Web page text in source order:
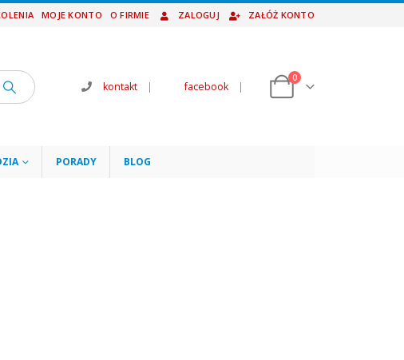
MOJE KONTO O FIRMIE ZALOGUJ ZAŁÓŻ KONTO
kontakt | facebook |
0
PORADY BLOG